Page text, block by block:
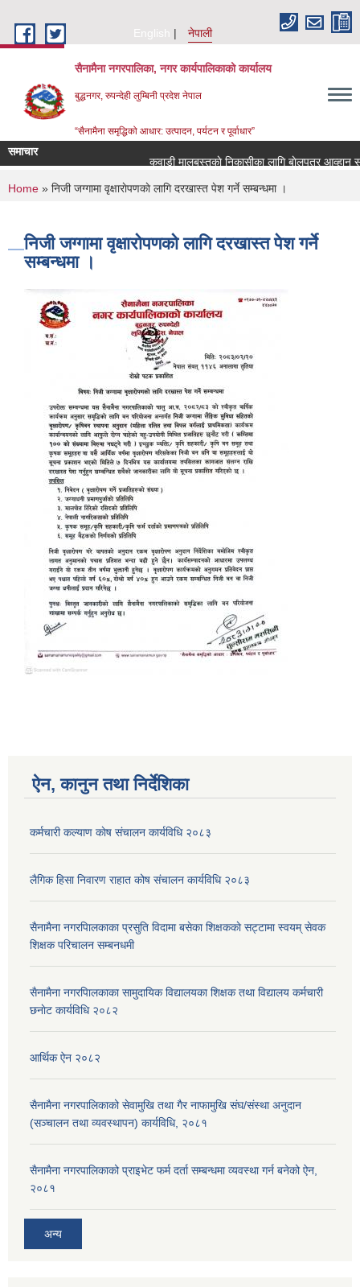
English
नेपाली
सैनामैना नगरपालिका, नगर कार्यपालिकाको कार्यालय
बुद्धनगर, रुपन्देही लुम्बिनी प्रदेश नेपाल
“सैनामैना समृद्धिको आधार: उत्पादन, पर्यटन र पूर्वाधार”
समाचार
कवाडी मालबस्तुकाे निकासीका लागि बाेलपत्र आव्हान
You are here
Home » निजी जग्गामा वृक्षाराेपणकाे लागि दरखास्त पेश गर्ने सम्बन्धमा ।
निजी जग्गामा वृक्षाराेपणकाे लागि दरखास्त पेश गर्ने
सम्बन्धमा ।
ऐन, कानुन तथा निर्देशिका
कर्मचारी कल्याण काेष संचालन कार्यविधि २०८३
लैगिक हिसा निवारण राहात कोष संचालन कार्यविधि २०८३
सैनामैना नगरपािलकाका प्रसुति विदामा बसेका शिक्षककाे सट्टामा स्वयम् सेवक
शिक्षक परिचालन सम्बनधमी
सैनामैना नगरपािलकाका सामुदायिक विद्यालयका शिक्षक तथा विद्यालय कर्मचारी
छनाेट कार्यविधि २०८२
आर्थिक ऐन २०८२
सैनामैना नगरपालिकाको सेवामुखि तथा गैर नाफामुखि संघ/संस्था अनुदान
(सञ्चालन तथा व्यवस्थापन) कार्यविधि, २०८१
सैनामैना नगरपालिकाको प्राइभेट फर्म दर्ता सम्बन्धमा व्यवस्था गर्न बनेको ऐन,
२०८१
अन्य